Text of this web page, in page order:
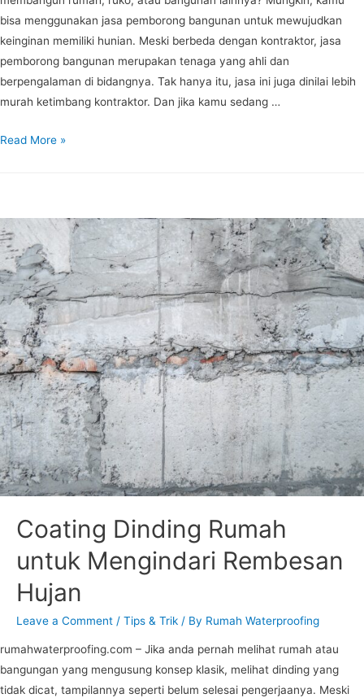
bisa menggunakan jasa pemborong bangunan untuk mewujudkan
keinginan memiliki hunian. Meski berbeda dengan kontraktor, jasa
pemborong bangunan merupakan tenaga yang ahli dan
berpengalaman di bidangnya. Tak hanya itu, jasa ini juga dinilai lebih
murah ketimbang kontraktor. Dan jika kamu sedang …
Read More »
Coating Dinding Rumah
untuk Mengindari Rembesan
Hujan
Leave a Comment / Tips & Trik / By Rumah Waterproofing
rumahwaterproofing.com – Jika anda pernah melihat rumah atau
bangungan yang mengusung konsep klasik, melihat dinding yang
tidak dicat, tampilannya seperti belum selesai pengerjaanya. Meski